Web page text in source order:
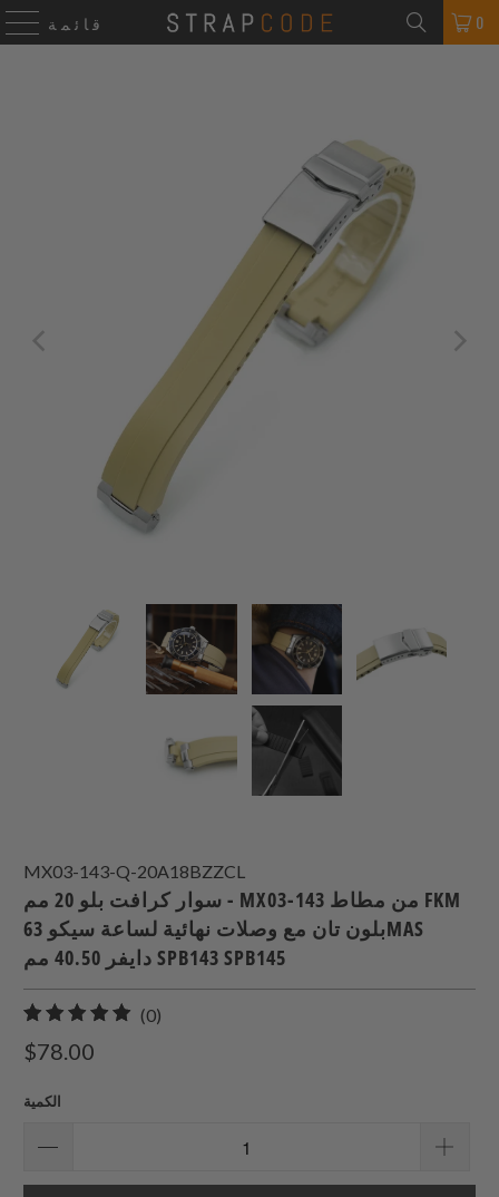
قائمة 0
MX03-143-Q-20A18BZZCL
سوار كرافت بلو 20 مم - MX03-143 من مطاط FKM
بلون تان مع وصلات نهائية لساعة سيكو 63MAS
دايفر 40.50 مم SPB143 SPB145
(0)
$78.00
الكمية